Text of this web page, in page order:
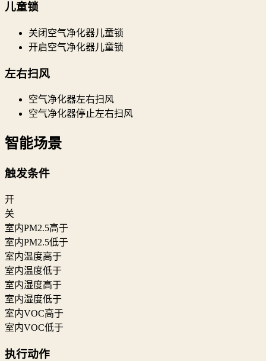
儿童锁
关闭空气净化器儿童锁
开启空气净化器儿童锁
左右扫风
空气净化器左右扫风
空气净化器停止左右扫风
智能场景
触发条件
开
关
室内PM2.5高于
室内PM2.5低于
室内温度高于
室内温度低于
室内湿度高于
室内湿度低于
室内VOC高于
室内VOC低于
执行动作